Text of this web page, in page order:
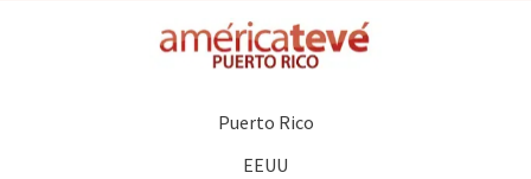
Puerto Rico
EEUU